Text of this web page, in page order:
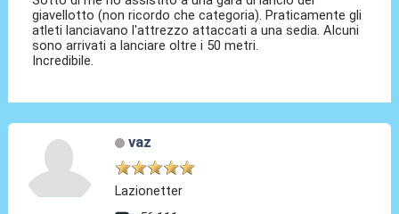
giavellotto (non ricordo che categoria). Praticamente gli
atleti lanciavano l'attrezzo attaccati a una sedia. Alcuni
sono arrivati a lanciare oltre i 50 metri.
Incredibile.
vaz
Lazionetter